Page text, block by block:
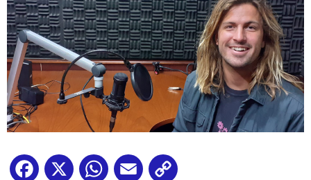
Facebook
X WhatsApp
Email